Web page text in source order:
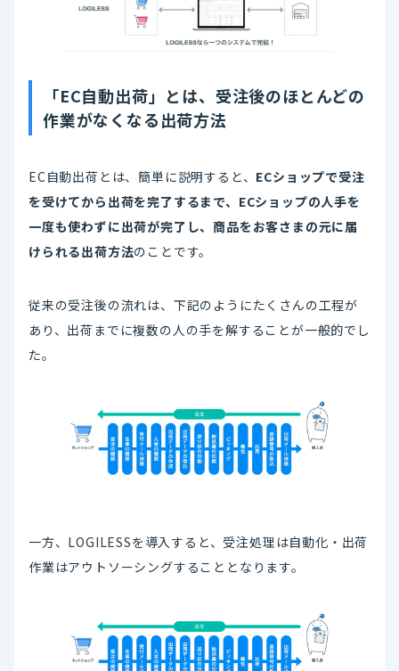
「EC自動出荷」とは、受注後のほとんどの
作業がなくなる出荷方法
EC自動出荷とは、簡単に説明すると、 ECショップで受注
を受けてから出荷を完了するまで、ECショップの人手を
一度も使わずに出荷が完了し、商品をお客さまの元に届
けられる出荷方法のことです。
従来の受注後の流れは、下記のようにたくさんの工程が
あり、出荷までに複数の人の手を解することが一般的でし
た。
一方、LOGILESSを導入すると、受注処理は自動化・出荷
作業はアウトソーシングすることとなります。